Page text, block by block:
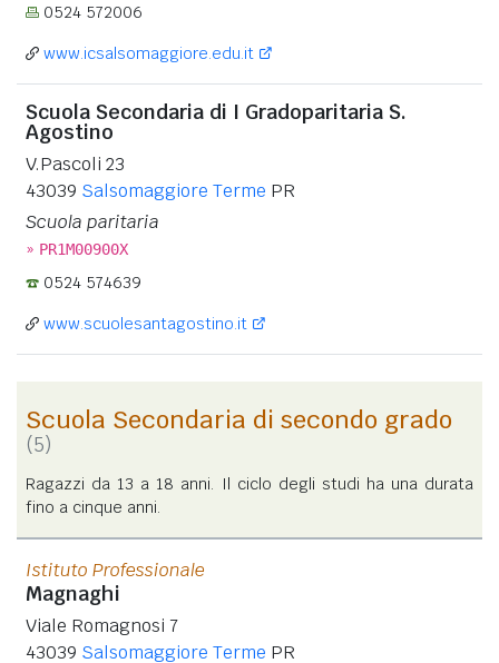
0524 572006
www.icsalsomaggiore.edu.it
Scuola Secondaria di I Gradoparitaria S.
Agostino
V.Pascoli 23
43039 Salsomaggiore Terme PR
Scuola paritaria
» PR1M00900X
0524 574639
www.scuolesantagostino.it
Scuola Secondaria di secondo grado
(5)
Ragazzi da 13 a 18 anni. Il ciclo degli studi ha una durata
fino a cinque anni.
Istituto Professionale
Magnaghi
Viale Romagnosi 7
43039 Salsomaggiore Terme PR